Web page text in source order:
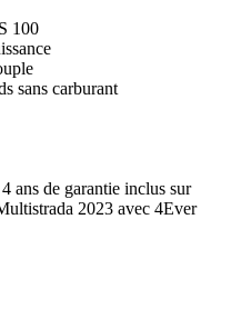
100
sans carburant
ans de garantie inclus sur
2023 avec 4Ever